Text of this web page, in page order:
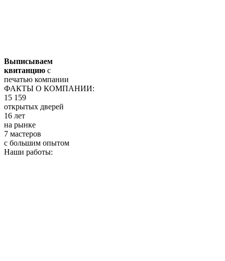
Выписываем
квитанцию с
печатью компании
ФАКТЫ О КОМПАНИИ:
15 159
открытых дверей
16 лет
на рынке
7 мастеров
с большим опытом
Наши работы: